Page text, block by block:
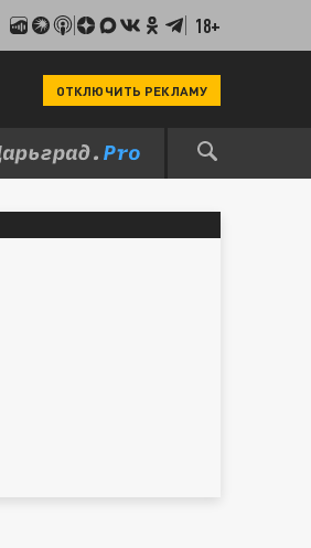
18+
ОТКЛЮЧИТЬ РЕКЛАМУ